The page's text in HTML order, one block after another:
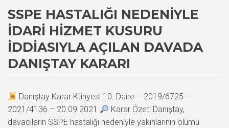
SSPE HASTALIĞI NEDENIYLE
İDARI HIZMET KUSURU
İDDIASIYLA AÇILAN DAVADA
DANIŞTAY KARARI
Danıştay Karar Künyesi 10. Daire – 2019/6725 –
2021/4136 – 20.09.2021
Karar Özeti Danıştay,
davacıların SSPE hastalığı nedeniyle yakınlarının ölümü